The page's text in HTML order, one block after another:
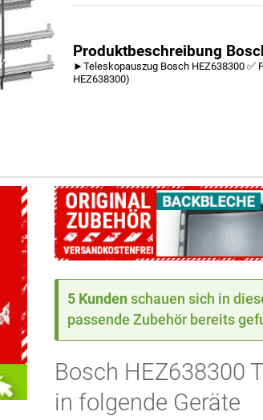
Produktbeschreibung
►Teleskopauszug Bosch HEZ638300 ✅
HEZ638300)
5 Kunden schauen sich in
passende Zubehör bereits
Bosch HEZ638300
in folgende Geräte